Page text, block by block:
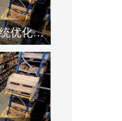
速达软件：进销存管理系统优化仓库工厂效率（2）